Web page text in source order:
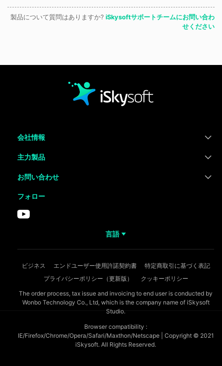
製品について質問はありますか? iSkysoftサポートチームにお問い合わ
せください
会社情報
主力製品
お問い合わせ
フォロー
言語
ビジネス エンドユーザー使用許諾契約書
特定商取引に基づく表記
プライバシーポリシー（更新版）
クッキーポリシー
The order process, tax issue and invoicing to end user is conducted by
Wonbo Technology Co., Ltd, which is the company name of iSkysoft
Studio.
Browser compatibility :
IE/Firefox/Chrome/Opera/Safari/Maxthon/Netscape | Copyright © 2021
iSkysoft. All Rights Reserved.